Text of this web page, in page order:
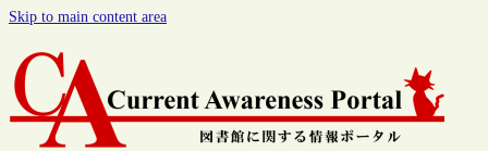
Skip to main content area